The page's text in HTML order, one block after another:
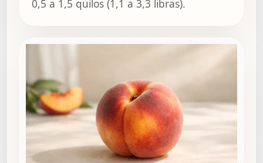
0,5 a 1,5 quilos (1,1 a 3,3 libras).